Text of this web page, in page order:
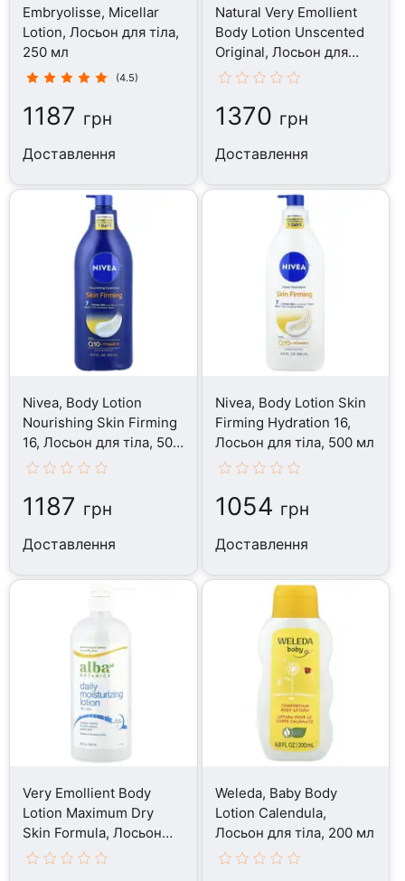
Embryolisse, Micellar
Lotion, Лосьон для тіла,
250 мл
(4.5)
1187 грн
Доставлення
Natural Very Emollient
Body Lotion Unscented
Original, Лосьон для
тіла, 907 г
1370 грн
Доставлення
Nivea, Body Lotion
Nourishing Skin Firming
16, Лосьон для тіла, 500
мл
1187 грн
Доставлення
Nivea, Body Lotion Skin
Firming Hydration 16,
Лосьон для тіла, 500 мл
1054 грн
Доставлення
Very Emollient Body
Lotion Maximum Dry
Skin Formula, Лосьон
для тіла, 907 г
Weleda, Baby Body
Lotion Calendula,
Лосьон для тіла, 200 мл